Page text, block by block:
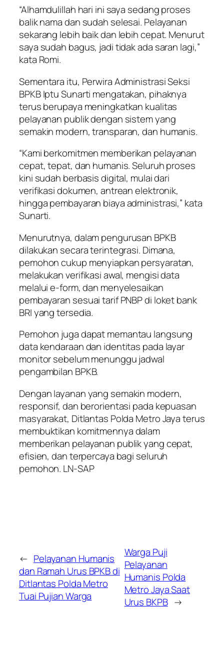
“Alhamdulillah hari ini saya sedang proses
balik nama dan sudah selesai. Pelayanan
sekarang lebih baik dan lebih cepat. Menurut
saya sudah bagus, jadi tidak ada saran lagi,”
kata Romi.
Sementara itu, Perwira Administrasi Seksi
BPKB Iptu Sunarti mengatakan, pihaknya
terus berupaya meningkatkan kualitas
pelayanan publik dengan sistem yang
semakin modern, transparan, dan humanis.
“Kami berkomitmen memberikan pelayanan
cepat, tepat, dan humanis. Seluruh proses
kini sudah berbasis digital, mulai dari
verifikasi dokumen, antrean elektronik,
hingga pembayaran biaya administrasi,” kata
Sunarti.
Menurutnya, dalam pengurusan BPKB
dilakukan secara terintegrasi. Dimana,
pemohon cukup menyiapkan persyaratan,
melakukan verifikasi awal, mengisi data
melalui e-form, dan menyelesaikan
pembayaran sesuai tarif PNBP di loket bank
BRI yang tersedia.
Pemohon juga dapat memantau langsung
data kendaraan dan identitas pada layar
monitor sebelum menunggu jadwal
pengambilan BPKB.
Dengan layanan yang semakin modern,
responsif, dan berorientasi pada kepuasan
masyarakat, Ditlantas Polda Metro Jaya terus
membuktikan komitmennya dalam
memberikan pelayanan publik yang cepat,
efisien, dan terpercaya bagi seluruh
pemohon. LN-SAP
← Pelayanan Humanis
dan Ramah Urus BPKB di
Ditlantas Polda Metro
Tuai Pujian Warga
Warga Puji
Pelayanan
Humanis Polda
Metro Jaya Saat
Urus BKPB →